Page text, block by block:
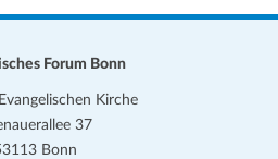
Forum Bonn
Kirche
37
Bonn